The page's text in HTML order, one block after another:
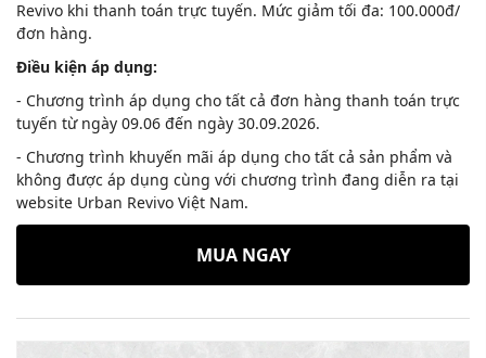
Revivo khi thanh toán trực tuyến. Mức giảm tối đa: 100.000đ/
đơn hàng.
Điều kiện áp dụng:
- Chương trình áp dụng cho tất cả đơn hàng thanh toán trực
tuyến từ ngày 09.06 đến ngày 30.09.2026.
- Chương trình khuyến mãi áp dụng cho tất cả sản phẩm và
không được áp dụng cùng với chương trình đang diễn ra tại
website Urban Revivo Việt Nam.
MUA NGAY